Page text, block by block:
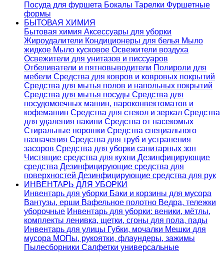
Посуда для фуршета Бокалы Тарелки Фуршетные
формы
БЫТОВАЯ ХИМИЯ
Бытовая химия Аксессуары для уборки
Жироудалители Кондиционеры для белья Мыло
жидкое Мыло кусковое Освежители воздуха
Освежители для унитазов и писсуаров
Отбеливатели и пятновыводители Полироли для
мебели Средства для ковров и ковровых покрытий
Средства для мытья полов и напольных покрытий
Средства для мытья посуды Средства для
посудомоечных машин, пароконвектоматов и
кофемашин Средства для стекол и зеркал Средства
для удаления накипи Средства от насекомых
Стиральные порошки Cредства специального
назначения Средства для труб и устранения
засоров Средства для уборки санитарных зон
Чистящие средства для кухни Дезинфицирующие
средства Дезинфицирующие средства для
поверхностей Дезинфицирующие средства для рук
ИНВЕНТАРЬ ДЛЯ УБОРКИ
Инвентарь для уборки Баки и корзины для мусора
Вантузы, ерши Вафельное полотно Ведра, тележки
уборочные Инвентарь для уборки: веники, мётлы,
комплекты ленивка, щетки, сгоны для пола, пады
Инвентарь для улицы Губки, мочалки Мешки для
мусора МОПы, рукоятки, флаундеры, зажимы
Пылесборники Салфетки универсальные